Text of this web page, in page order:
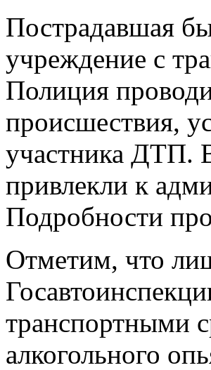
Пострадавшая
учреждение с
Полиция
происшествия,
участника ДТП.
привлекли к
Подробности
Отметим, что
транспортными
алкогольного